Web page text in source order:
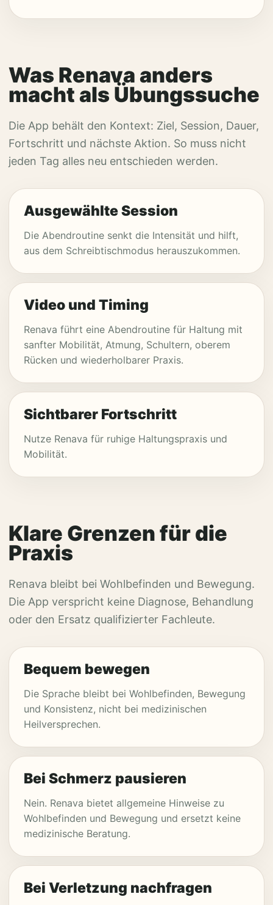
Was Renava anders
macht als Übungssuche
Die App behält den Kontext: Ziel, Session, Dauer,
Fortschritt und nächste Aktion. So muss nicht
jeden Tag alles neu entschieden werden.
Ausgewählte Session
Die Abendroutine senkt die Intensität und hilft,
aus dem Schreibtischmodus herauszukommen.
Video und Timing
Renava führt eine Abendroutine für Haltung mit
sanfter Mobilität, Atmung, Schultern, oberem
Rücken und wiederholbarer Praxis.
Sichtbarer Fortschritt
Nutze Renava für ruhige Haltungspraxis und
Mobilität.
Klare Grenzen für die
Praxis
Renava bleibt bei Wohlbefinden und Bewegung.
Die App verspricht keine Diagnose, Behandlung
oder den Ersatz qualifizierter Fachleute.
Bequem bewegen
Die Sprache bleibt bei Wohlbefinden, Bewegung
und Konsistenz, nicht bei medizinischen
Heilversprechen.
Bei Schmerz pausieren
Nein. Renava bietet allgemeine Hinweise zu
Wohlbefinden und Bewegung und ersetzt keine
medizinische Beratung.
Bei Verletzung nachfragen